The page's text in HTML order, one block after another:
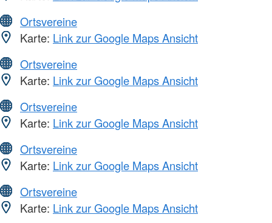
Ortsvereine
Karte: Link zur Google Maps Ansicht
Ortsvereine
Karte: Link zur Google Maps Ansicht
Ortsvereine
Karte: Link zur Google Maps Ansicht
Ortsvereine
Karte: Link zur Google Maps Ansicht
Ortsvereine
Karte: Link zur Google Maps Ansicht